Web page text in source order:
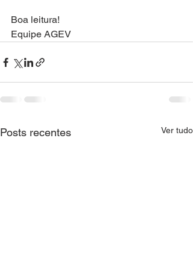
Boa leitura!
Equipe AGEV
Posts recentes Ver tudo